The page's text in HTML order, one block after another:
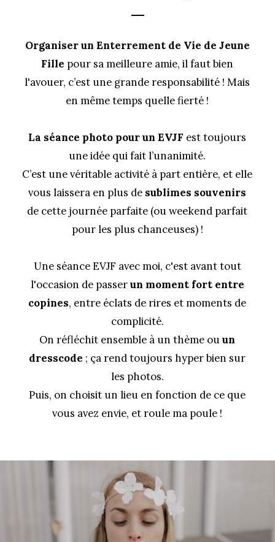
Organiser un Enterrement de Vie de Jeune
Fille pour sa meilleure amie, il faut bien
l'avouer, c’est une grande responsabilité ! Mais
en même temps quelle fierté !
La séance photo pour un EVJF est toujours
une idée qui fait l’unanimité.
C’est une véritable activité à part entière, et elle
vous laissera en plus de sublimes souvenirs
de cette journée parfaite (ou weekend parfait
pour les plus chanceuses) !
Une séance EVJF avec moi, c'est avant tout
l'occasion de passerun moment fort entre
copines, entre éclats de rires et moments de
complicité.
On réfléchit ensemble à un thème ouun
dresscode ; ça rend toujours hyper bien sur
les photos.
Puis, on choisit un lieu en fonction de ce que
vous avez envie, et roule ma poule !